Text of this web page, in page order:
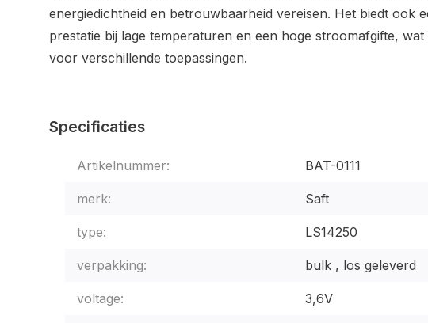
energiedichtheid en betrouwbaarheid vereisen. Het biedt ook
prestatie bij lage temperaturen en een hoge stroomafgifte, wat
voor verschillende toepassingen.
Specificaties
Artikelnummer: BAT-0111
merk: Saft
type: LS14250
verpakking: bulk , los geleverd
voltage: 3,6V